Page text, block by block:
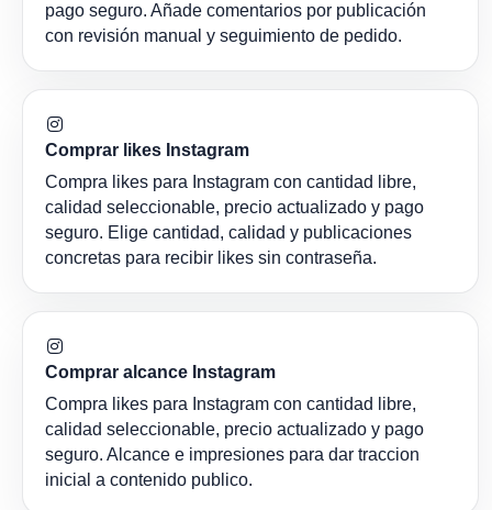
pago seguro. Añade comentarios por publicación
con revisión manual y seguimiento de pedido.
Comprar likes Instagram
Compra likes para Instagram con cantidad libre,
calidad seleccionable, precio actualizado y pago
seguro. Elige cantidad, calidad y publicaciones
concretas para recibir likes sin contraseña.
Comprar alcance Instagram
Compra likes para Instagram con cantidad libre,
calidad seleccionable, precio actualizado y pago
seguro. Alcance e impresiones para dar traccion
inicial a contenido publico.